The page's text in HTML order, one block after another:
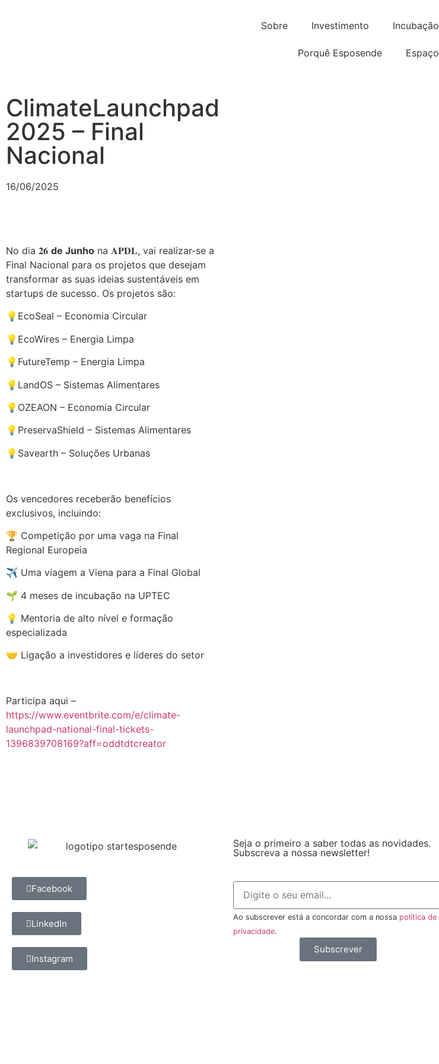
Sobre Investimento Incubação
Porquê Esposende Espaço
ClimateLaunchpad
2025 – Final
Nacional
16/06/2025
No dia 𝟐𝟔 de Junho na 𝐀𝐏𝐃𝐋, vai realizar-se a
Final Nacional para os projetos que desejam
transformar as suas ideias sustentáveis em
startups de sucesso. Os projetos são:
💡EcoSeal – Economia Circular
💡EcoWires – Energia Limpa
💡FutureTemp – Energia Limpa
💡LandOS – Sistemas Alimentares
💡OZEAON – Economia Circular
💡PreservaShield – Sistemas Alimentares
💡Savearth – Soluções Urbanas
Os vencedores receberão benefícios
exclusivos, incluindo:
🏆 Competição por uma vaga na Final
Regional Europeia
✈️ Uma viagem a Viena para a Final Global
🌱 4 meses de incubação na UPTEC
💡 Mentoria de alto nível e formação
especializada
🤝 Ligação a investidores e líderes do setor
Participa aqui –
https://www.eventbrite.com/e/climate-
launchpad-national-final-tickets-
1396839708169?aff=oddtdtcreator
Facebook
LinkedIn
Instagram
Seja o primeiro a saber todas as novidades.
Subscreva a nossa newsletter!
Ao subscrever está a concordar com a nossa política de
privacidade.
Subscrever